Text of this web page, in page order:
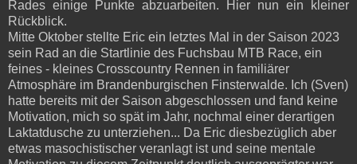
Rades einige Punkte abzuarbeiten. Hier nun ein kleiner
Rückblick.
Mitte Oktober stellte Eric ein letztes Mal in der Saison 2023
sein Rad an die Startlinie des Fuchsbau MTB Race, ein
feines - kleines Crosscountry Rennen in familiärer
Atmosphäre im Brandenburgischen Finsterwalde. Ich (Sven)
hatte bereits mit der Saison abgeschlossen und fand keine
Motivation, mich so spät im Jahr, nochmal einer derartigen
Laktatdusche zu unterziehen... Da Eric diesbezüglich aber
etwas masochistischer veranlagt ist und seine mentale